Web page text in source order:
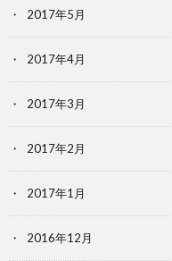
2017年5月
2017年4月
2017年3月
2017年2月
2017年1月
2016年12月